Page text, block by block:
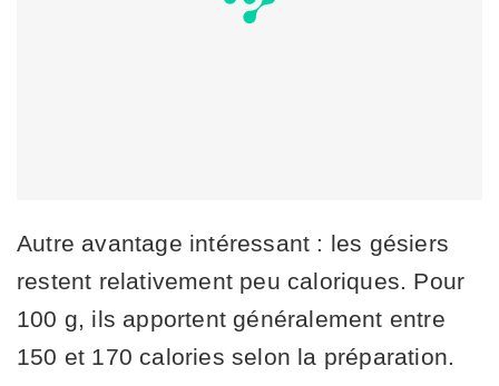
Autre avantage intéressant : les gésiers
restent relativement peu caloriques. Pour
100 g, ils apportent généralement entre
150 et 170 calories selon la préparation.